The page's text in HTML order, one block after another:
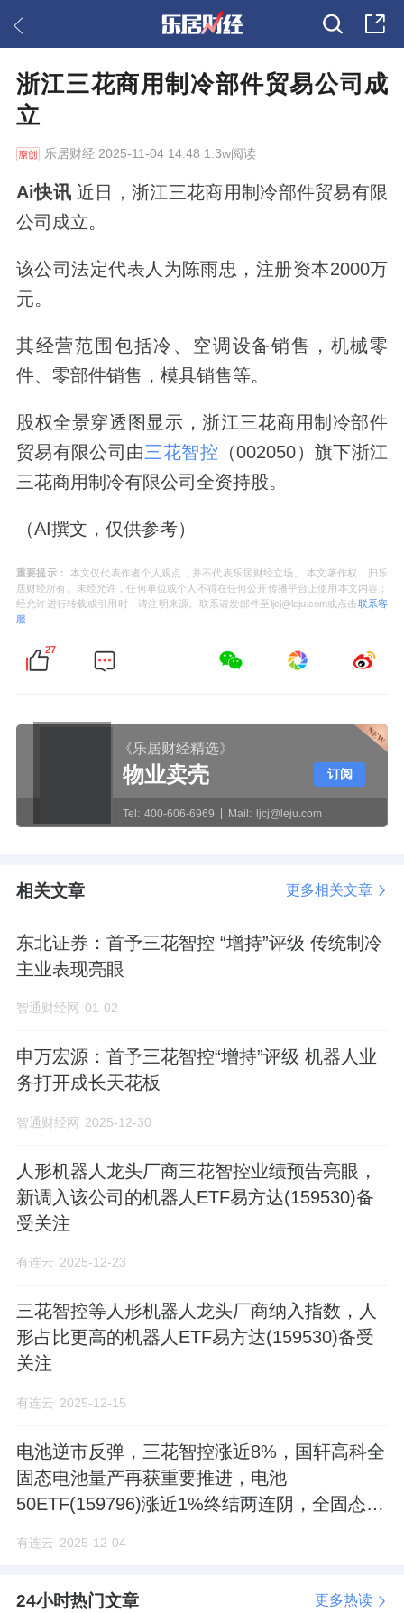
浙江三花商用制冷部件贸易公司成
立
乐居财经2025-11-04 14:48 1.3w阅读
Ai快讯近日，浙江三花商用制冷部件贸易有限
公司成立。
该公司法定代表人为陈雨忠，注册资本2000万
元。
其经营范围包括冷、空调设备销售，机械零
件、零部件销售，模具销售等。
股权全景穿透图显示，浙江三花商用制冷部件
贸易有限公司由三花智控 （002050）旗下浙江
三花商用制冷有限公司全资持股。
（AI撰文，仅供参考）
重要提示：
本文仅代表作者个人观点，并不代表乐居财经立场。 本文著作权，归乐
居财经所有。未经允许，任何单位或个人不得在任何公开传播平台上使用本文内容；
经允许进行转载或引用时，请注明来源。联系请发邮件至ljcj@leju.com或点击联系客
服
27
《乐居财经精选》
物业卖壳
Tel: 400-606-6969 Mail: ljcj@leju.com
订阅
相关文章 更多相关文章
东北证券：首予三花智控 “增持”评级 传统制冷
主业表现亮眼
智通财经网 01-02
申万宏源：首予三花智控“增持”评级 机器人业
务打开成长天花板
智通财经网 2025-12-30
人形机器人龙头厂商三花智控业绩预告亮眼，
新调入该公司的机器人ETF易方达(159530)备
受关注
有连云 2025-12-23
三花智控等人形机器人龙头厂商纳入指数，人
形占比更高的机器人ETF易方达(159530)备受
关注
有连云 2025-12-15
电池逆市反弹，三花智控涨近8%，国轩高科全
固态电池量产再获重要推进，电池
50ETF(159796)涨近1%终结两连阴，全固态电
有连云 2025-12-04
24小时热门文章 更多热读